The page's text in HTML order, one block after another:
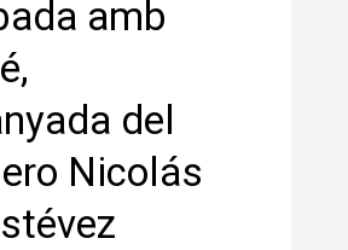
amb
del
Nicolás